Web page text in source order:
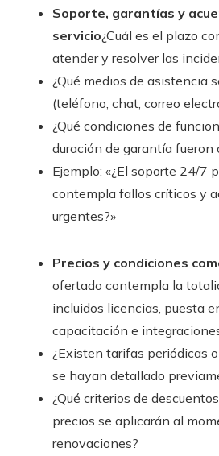
Soporte, garantías y
servicio¿Cuál es el plazo
atender y resolver las
¿Qué medios de asistencia
(teléfono, chat, correo
¿Qué condiciones de
duración de garantía fueron
Ejemplo: «¿El soporte 24/7
contempla fallos críticos y
urgentes?»
Precios y condiciones
ofertado contempla la
incluidos licencias, puesta
capacitación e
¿Existen tarifas periódicas
se hayan detallado
¿Qué criterios de
precios se aplicarán al
renovaciones?